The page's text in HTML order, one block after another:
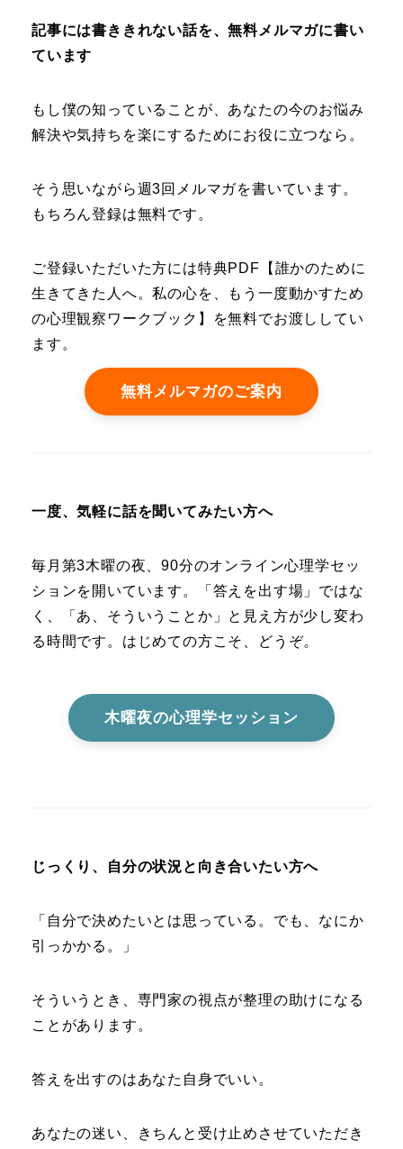
記事には書ききれない話を、無料メルマガに書い
ています
もし僕の知っていることが、あなたの今のお悩み
解決や気持ちを楽にするためにお役に立つなら。
そう思いながら週3回メルマガを書いています。
もちろん登録は無料です。
ご登録いただいた方には特典PDF【誰かのために
生きてきた人へ。私の心を、もう一度動かすため
の心理観察ワークブック】を無料でお渡ししてい
ます。
無料メルマガのご案内
一度、気軽に話を聞いてみたい方へ
毎月第3木曜の夜、90分のオンライン心理学セッ
ションを開いています。「答えを出す場」ではな
く、「あ、そういうことか」と見え方が少し変わ
る時間です。はじめての方こそ、どうぞ。
木曜夜の心理学セッション
じっくり、自分の状況と向き合いたい方へ
「自分で決めたいとは思っている。でも、なにか
引っかかる。」
そういうとき、専門家の視点が整理の助けになる
ことがあります。
答えを出すのはあなた自身でいい。
あなたの迷い、きちんと受け止めさせていただき